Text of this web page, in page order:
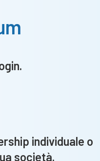
individuale o
società.